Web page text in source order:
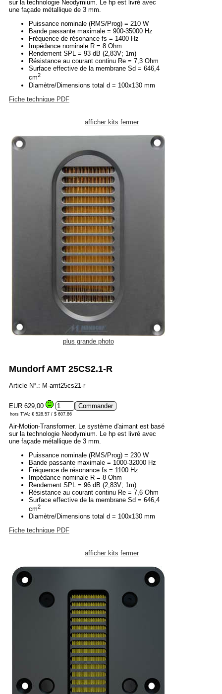
sur la technologie Neodymium. Le hp est livré avec
une façade métallique de 3 mm.
Puissance nominale (RMS/Prog) = 210 W
Bande passante maximale = 900-35000 Hz
Fréquence de résonance fs = 1400 Hz
Impédance nominale R = 8 Ohm
Rendement SPL = 93 dB (2,83V; 1m)
Résistance au courant continu Re = 7,3 Ohm
Surface effective de la membrane Sd = 646,4
cm2
Diamètre/Dimensions total d = 100x130 mm
Fiche technique PDF
afficher kits fermer
plus grande photo
Mundorf AMT 25CS2.1-R
Article Nº.: M-amt25cs21-r
EUR 629,00
hors TVA: € 528.57 / $ 607.86
Air-Motion-Transformer. Le système d'aimant est basé
sur la technologie Neodymium. Le hp est livré avec
une façade métallique de 3 mm.
Puissance nominale (RMS/Prog) = 230 W
Bande passante maximale = 1000-32000 Hz
Fréquence de résonance fs = 1100 Hz
Impédance nominale R = 8 Ohm
Rendement SPL = 96 dB (2,83V; 1m)
Résistance au courant continu Re = 7,6 Ohm
Surface effective de la membrane Sd = 646,4
cm2
Diamètre/Dimensions total d = 100x130 mm
Fiche technique PDF
afficher kits fermer